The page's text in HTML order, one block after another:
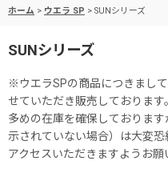
ホーム > ウエラ SP > SUNシリーズ
SUNシリーズ
※ウエラSPの商品につきまし
せていただき販売しております。
多めの在庫を確保しておりま
示されていない場合）は大変
アクセスいただきますようお願